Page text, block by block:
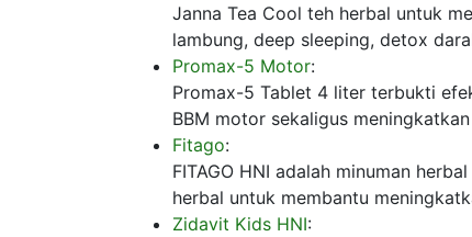
Janna Tea Cool teh herbal untuk
lambung, deep sleeping, detox
Promax-5 Motor:
Promax-5 Tablet 4 liter terbukti
BBM motor sekaligus
Fitago:
FITAGO HNI adalah minuman
herbal untuk membantu
Zidavit Kids HNI: